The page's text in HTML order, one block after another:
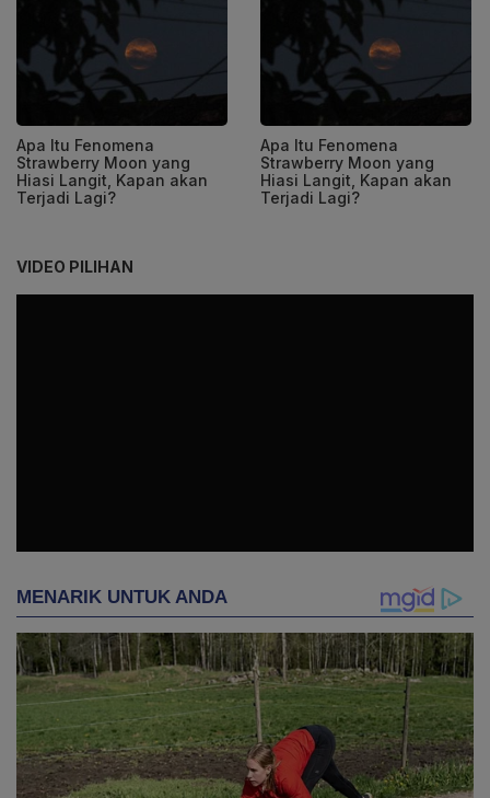
Apa Itu Fenomena
Strawberry Moon yang
Hiasi Langit, Kapan akan
Terjadi Lagi?
Apa Itu Fenomena
Strawberry Moon yang
Hiasi Langit, Kapan akan
Terjadi Lagi?
VIDEO PILIHAN